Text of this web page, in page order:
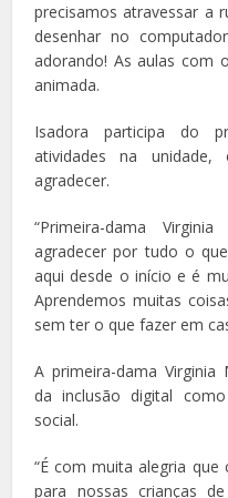
precisamos atravessar a
desenhar no
adorando! As aulas com
animada.
Isadora participa do
atividades na
agradecer.
“Primeira-dama
agradecer por tudo o
aqui desde o início e é
Aprendemos muitas
sem ter o que fazer em
A primeira-dama
da inclusão digital
social.
“É com muita alegria
para nossas crianças